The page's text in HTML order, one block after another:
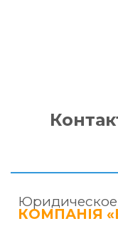
КОМПАНІЯ